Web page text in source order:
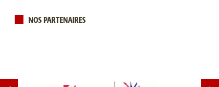
NOS PARTENAIRES